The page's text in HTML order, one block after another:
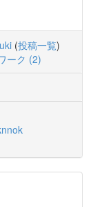
(投稿一覧)
ーク (2)